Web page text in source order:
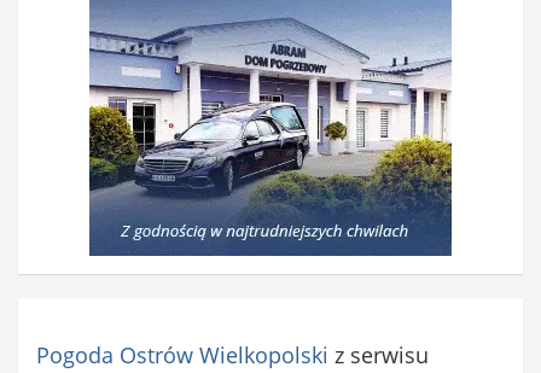
Pogoda Ostrów Wielkopolski z serwisu